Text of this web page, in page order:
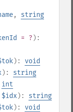
, string
= ? ):
): void
): string
int
$idx): string
): void